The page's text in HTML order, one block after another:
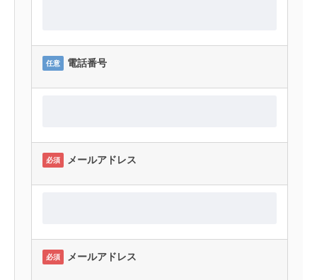
任意 電話番号
必須 メールアドレス
必須 メールアドレス